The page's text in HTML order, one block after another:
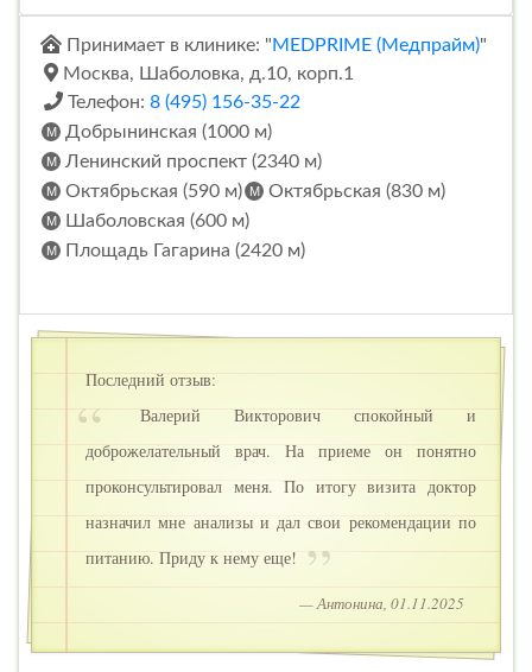
Принимает в клинике: "MEDPRIME (Медпрайм)"
Москва, Шаболовка, д.10, корп.1
Телефон: 8 (495) 156-35-22
Добрынинская (1000 м)
Ленинский проспект (2340 м)
Октябрьская (590 м)
Октябрьская (830 м)
Шаболовская (600 м)
Площадь Гагарина (2420 м)
Последний отзыв:
Валерий Викторович спокойный и
доброжелательный врач. На приеме он понятно
проконсультировал меня. По итогу визита доктор
назначил мне анализы и дал свои рекомендации по
питанию. Приду к нему еще!
— Антонина, 01.11.2025